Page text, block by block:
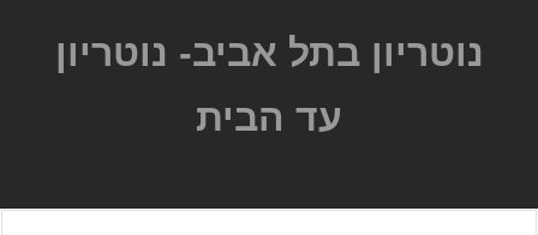
נוטריון בתל אביב- נוטריון
עד הבית